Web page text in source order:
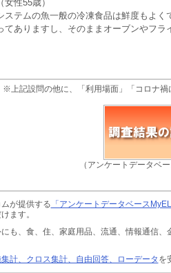
女性55歳）
ステムの魚一般の冷凍食品は鮮度もよ
てありますし、そのままオーブンやフ
※上記設問の他に、「利用場面」「コロナ
（アンケートデータベ
ムが提供する 「アンケートデータベース
ます。
にも、食、住、家庭用品、流通、情報通信、
計、クロス集計、自由回答、ローデータ を